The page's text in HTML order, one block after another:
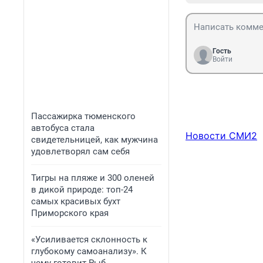
Пассажирка тюменского
автобуса стала
свидетельницей, как мужчина
удовлетворял сам себя
Тигры на пляже и 300 оленей
в дикой природе: топ-24
самых красивых бухт
Приморского края
«Усиливается склонность к
глубокому самоанализу». К
Гость
Войти
Новости СМИ2